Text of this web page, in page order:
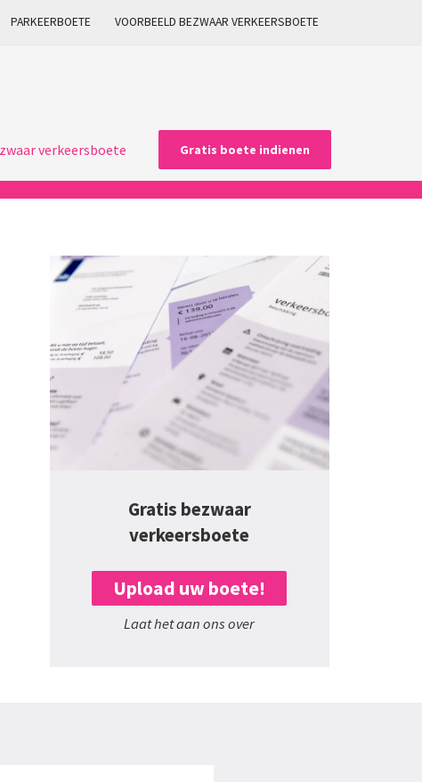
PARKEERBOETE VOORBEELD BEZWAAR VERKEERSBOETE
verkeersboete Gratis boete indienen
Gratis bezwaar
verkeersboete
Upload uw boete!
Laat het aan ons over